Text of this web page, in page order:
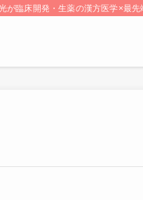
臨床開発・生薬の漢方医学×最